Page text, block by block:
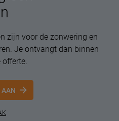
zijn voor de zonwering en
Je ontvangt dan binnen
offerte.
AAN